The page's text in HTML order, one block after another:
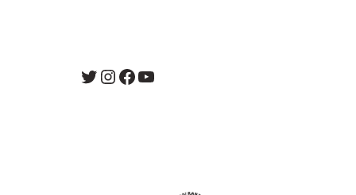
Twitter
Instagram
Facebook
YouTube